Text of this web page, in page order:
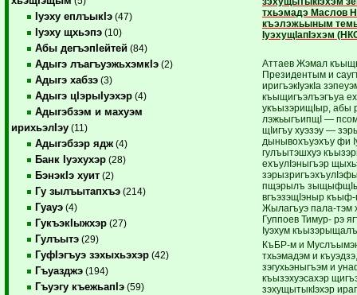
Iуэху еплъыкIэ (47)
Iуэху щхьэпэ (10)
Абы дегъэпIейтей (84)
Адыгэ лъагъуэжьхэмкIэ (2)
Адыгэ хабзэ (3)
Адыгэ цIэрыIуэхэр (4)
Адыгэбзэм и махуэм
ирихьэлIэу (11)
Адыгэбзэр ядж (4)
Банк Iуэхухэр (28)
БэнэкIэ хуит (2)
Гу зылъытапхъэ (214)
Гуауэ (4)
ГукъэкIыжхэр (27)
Гулъытэ (29)
ГуфIэгъуэ зэхыхьэхэр (42)
Гъуазджэ (194)
Гъуэгу къежьапIэ (59)
тхьэмадэ Маслов
къэлэжьыным
IуэхущIапIэхэм
Аттаев Жэмал
Президентым и
иригъэкIуэкIа
къыщигъэлъэгъуа
укъызэрищIыр, абы
лэжьыгъипщI —
щIигъу хуэзэу —
дынывохъуэхъу фи
гулъытэшхуэ
ехъулIэныгъэр
пщэрылъ
вгъэзэщIэныр
Жылагъуэ пала-тэм
Гуппоев Тимур- рэ
Iуэхум
КъБР-м и
тхьэмадэм и
зэгухьэныгъэм и
къызэхуэсахэр
зэхущытыкIэхэр